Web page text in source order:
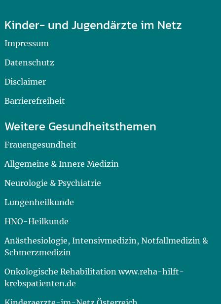
Kinder- und Jugendärzte im Netz
Impressum
Datenschutz
Disclaimer
Barrierefreiheit
Weitere Gesundheitsthemen
Frauengesundheit
Allgemeine & Innere Medizin
Neurologie & Psychiatrie
Lungenheilkunde
HNO-Heilkunde
Anästhesiologie, Intensivmedizin, Notfallmedizin &
Schmerzmedizin
Onkologische Rehabilitation www.reha-hilft-
krebspatienten.de